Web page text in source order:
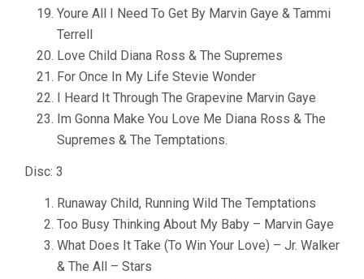
Youre All I Need To Get By Marvin Gaye & Tammi
Terrell
Love Child Diana Ross & The Supremes
For Once In My Life Stevie Wonder
I Heard It Through The Grapevine Marvin Gaye
Im Gonna Make You Love Me Diana Ross & The
Supremes & The Temptations.
Disc: 3
Runaway Child, Running Wild The Temptations
Too Busy Thinking About My Baby – Marvin Gaye
What Does It Take (To Win Your Love) – Jr. Walker
& The All – Stars